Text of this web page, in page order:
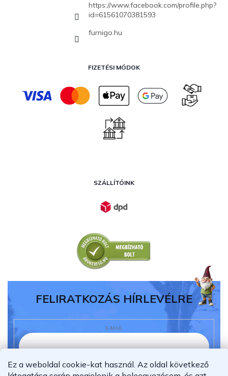
Ez a weboldal cookie-kat használ. Az oldal következő
https://www.facebook.com/profile.php?
id=61561070381593
furnigo.hu
FIZETÉSI MÓDOK
SZÁLLÍTÓINK
FELIRATKOZÁS HÍRLEVÉLRE
E-MAIL
Elolvastam és megértettem az adatvédelmi